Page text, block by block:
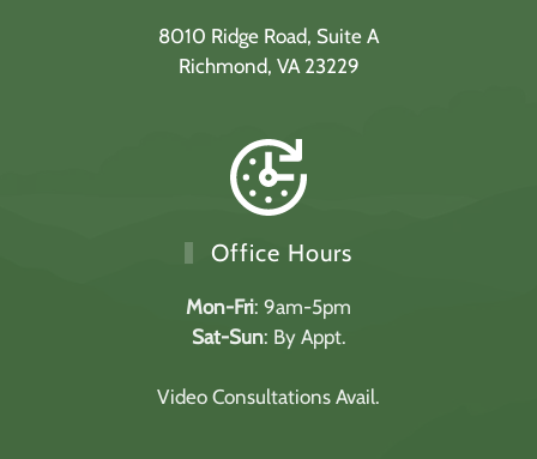
8010 Ridge Road, Suite A
Richmond, VA 23229
Office Hours
Mon-Fri: 9am-5pm
Sat-Sun: By Appt.
Video Consultations Avail.